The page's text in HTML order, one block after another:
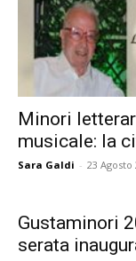
Minori
musicale: la
Sara Galdi - 23 Agosto
Gustaminori
serata